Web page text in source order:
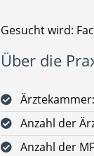
Gesucht wird:
Über die
Anzahl der
Anzahl der